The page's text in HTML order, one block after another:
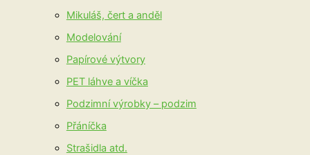
Mikuláš, čert a anděl
Modelování
Papírové výtvory
PET láhve a víčka
Podzimní výrobky – podzim
Přáníčka
Strašidla atd.